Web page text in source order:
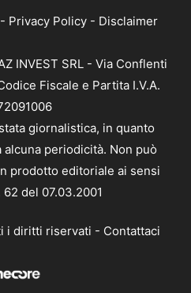
- Privacy Policy - Disclaimer
INVEST SRL - Via Conflenti
Fiscale e Partita I.V.A.
giornalistica, in quanto
periodicità. Non può
prodotto editoriale ai sensi
del 07.03.2001
i diritti riservati - Contattaci